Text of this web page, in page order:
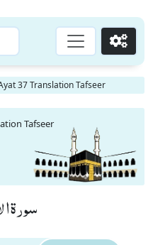
Go
37 Translation Tafseer
Tafseer
سورة